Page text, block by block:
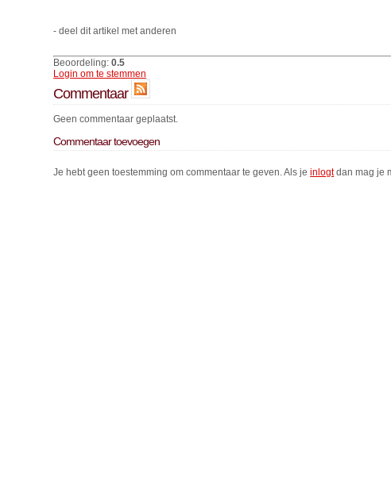
- deel dit artikel met anderen
Beoordeling:0.5
Login om te stemmen
Commentaar
Geen commentaar geplaatst.
Commentaar toevoegen
Je hebt geen toestemming om commentaar te geven. Als jeinlogtdan mag je